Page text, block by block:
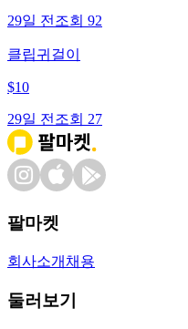
29일 전 조회 92
클립귀걸이
$10
29일 전 조회 27
팔마켓
회사소개 채용
둘러보기